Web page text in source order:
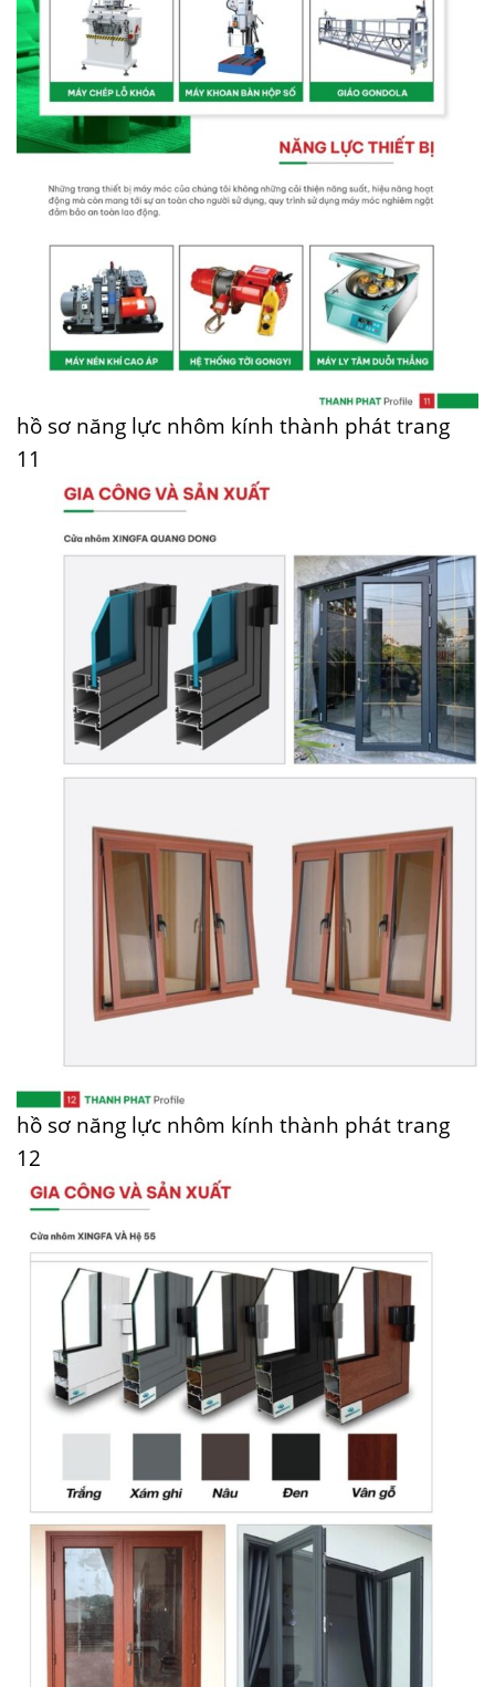
hồ sơ năng lực nhôm kính thành phát trang
11
hồ sơ năng lực nhôm kính thành phát trang
12